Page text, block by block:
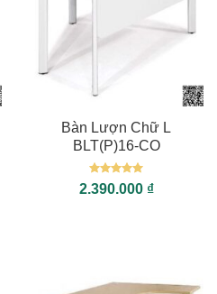
Bàn Lượn Chữ L
BLT(P)16-CO
Được xếp
hạng55
2.390.000 ₫